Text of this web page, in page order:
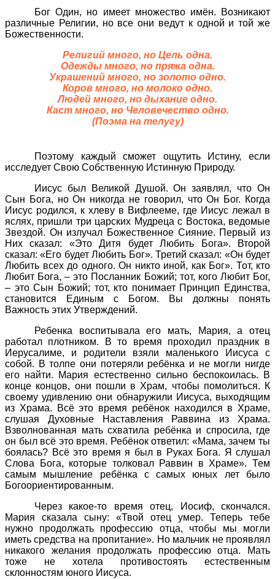
Бог Один, но имеет множество имён. Возникают
различные Религии, но все они ведут к одной и той же
Божественности.
Религий много, но Цель одна.
Одежды много, но пряжа одна.
Украшений много, но золото одно.
Коров много, но молоко одно.
Людей много, но дыхание одно.
Каст много, но Человечество одно.
(Поэма на телугу)
Поэтому каждый сможет ощутить Истину, если
исследует Свою Собственную Истинную Природу.
Иисус был Великой Душой. Он заявлял, что Он
Сын Бога, но Он никогда не говорил, что Он Бог. Когда
Иисус родился, к хлеву в Вифлееме, где Иисус лежал в
яслях, пришли три царских Мудреца с Востока, ведомые
Звездой. Он излучал Божественное Сияние. Первый из
Них сказал: «Это Дитя будет Любить Бога». Второй
сказал: «Его будет Любить Бог». Третий сказал: «Он будет
Любить всех до одного. Он никто иной, как Бог». Тот, кто
Любит Бога, – это Посланник Божий; тот, кого Любит Бог,
– это Сын Божий; тот, кто понимает Принцип Единства,
становится Единым с Богом. Вы должны понять
Важность этих Утверждений.
Ребенка воспитывала его мать, Мария, а отец
работал плотником. В то время проходил праздник в
Иерусалиме, и родители взяли маленького Иисуса с
собой. В толпе они потеряли ребёнка и не могли нигде
его найти. Мария естественно сильно беспокоилась. В
конце концов, они пошли в Храм, чтобы помолиться. К
своему удивлению они обнаружили Иисуса, выходящим
из Храма. Всё это время ребёнок находился в Храме,
слушая Духовные Наставления Раввина из Храма.
Взволнованная мать схватила ребёнка и спросила, где
он был всё это время. Ребёнок ответил: «Мама, зачем ты
боялась? Всё это время я был в Руках Бога. Я слушал
Слова Бога, которые толковал Раввин в Храме». Тем
самым мышление ребёнка с самых юных лет было
Богоориентированным.
Через какое-то время отец, Иосиф, скончался.
Мария сказала сыну: «Твой отец умер. Теперь тебе
нужно продолжать профессию отца, чтобы мы могли
иметь средства на пропитание». Но мальчик не проявлял
никакого желания продолжать профессию отца. Мать
тоже не хотела противостоять естественным
склонностям юного Иисуса.